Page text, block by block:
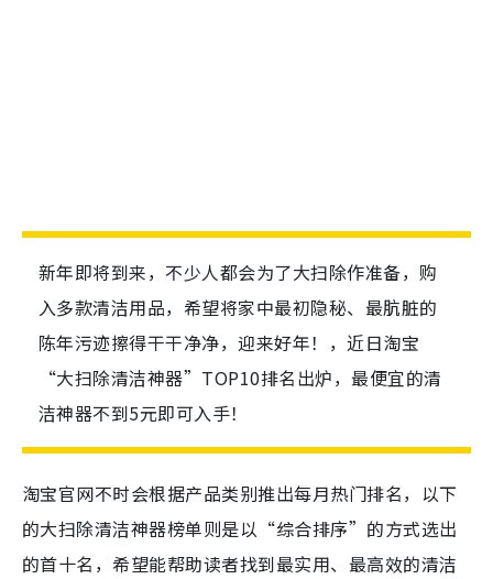
新年即将到来，不少人都会为了大扫除作准备，购
入多款清洁用品，希望将家中最初隐秘、最肮脏的
陈年污迹擦得干干净净，迎来好年！，近日淘宝
“大扫除清洁神器”TOP10排名出炉，最便宜的清
洁神器不到5元即可入手！
淘宝官网不时会根据产品类别推出每月热门排名，以下
的大扫除清洁神器榜单则是以“综合排序”的方式选出
的首十名，希望能帮助读者找到最实用、最高效的清洁